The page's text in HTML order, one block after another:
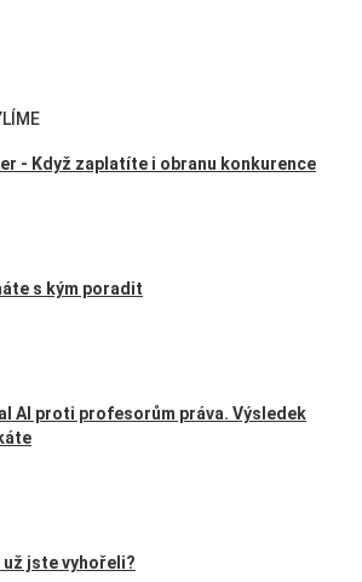
- Když zaplatíte i obranu konkurence
s kým poradit
AI proti profesorům práva. Výsledek
jste vyhořeli?